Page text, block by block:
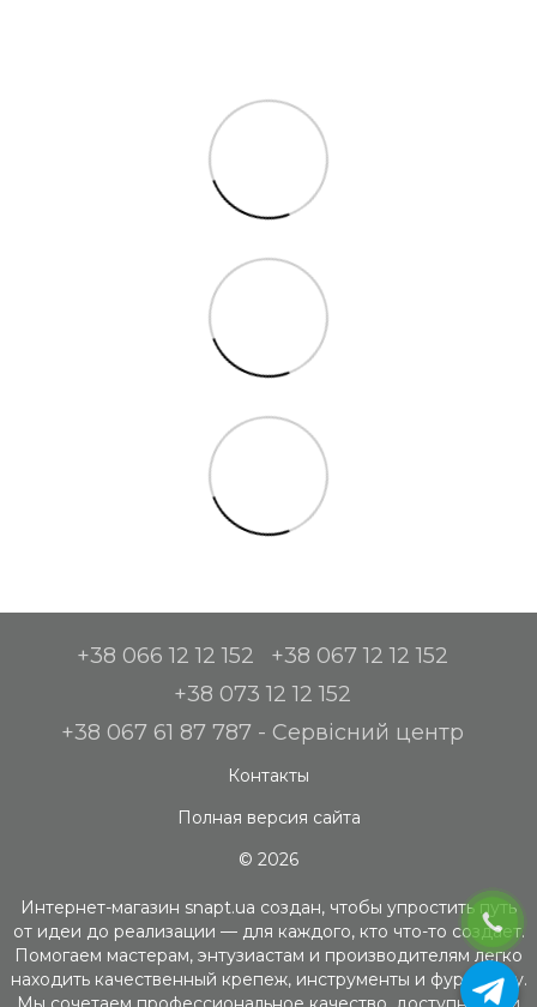
+38 066 12 12 152
+38 067 12 12 152
+38 073 12 12 152
+38 067 61 87 787 - Сервісний центр
Контакты
Полная версия сайта
© 2026
Интернет-магазин snapt.ua создан, чтобы упростить путь
от идеи до реализации — для каждого, кто что-то создает.
Помогаем мастерам, энтузиастам и производителям легко
находить качественный крепеж, инструменты и фурнитуру.